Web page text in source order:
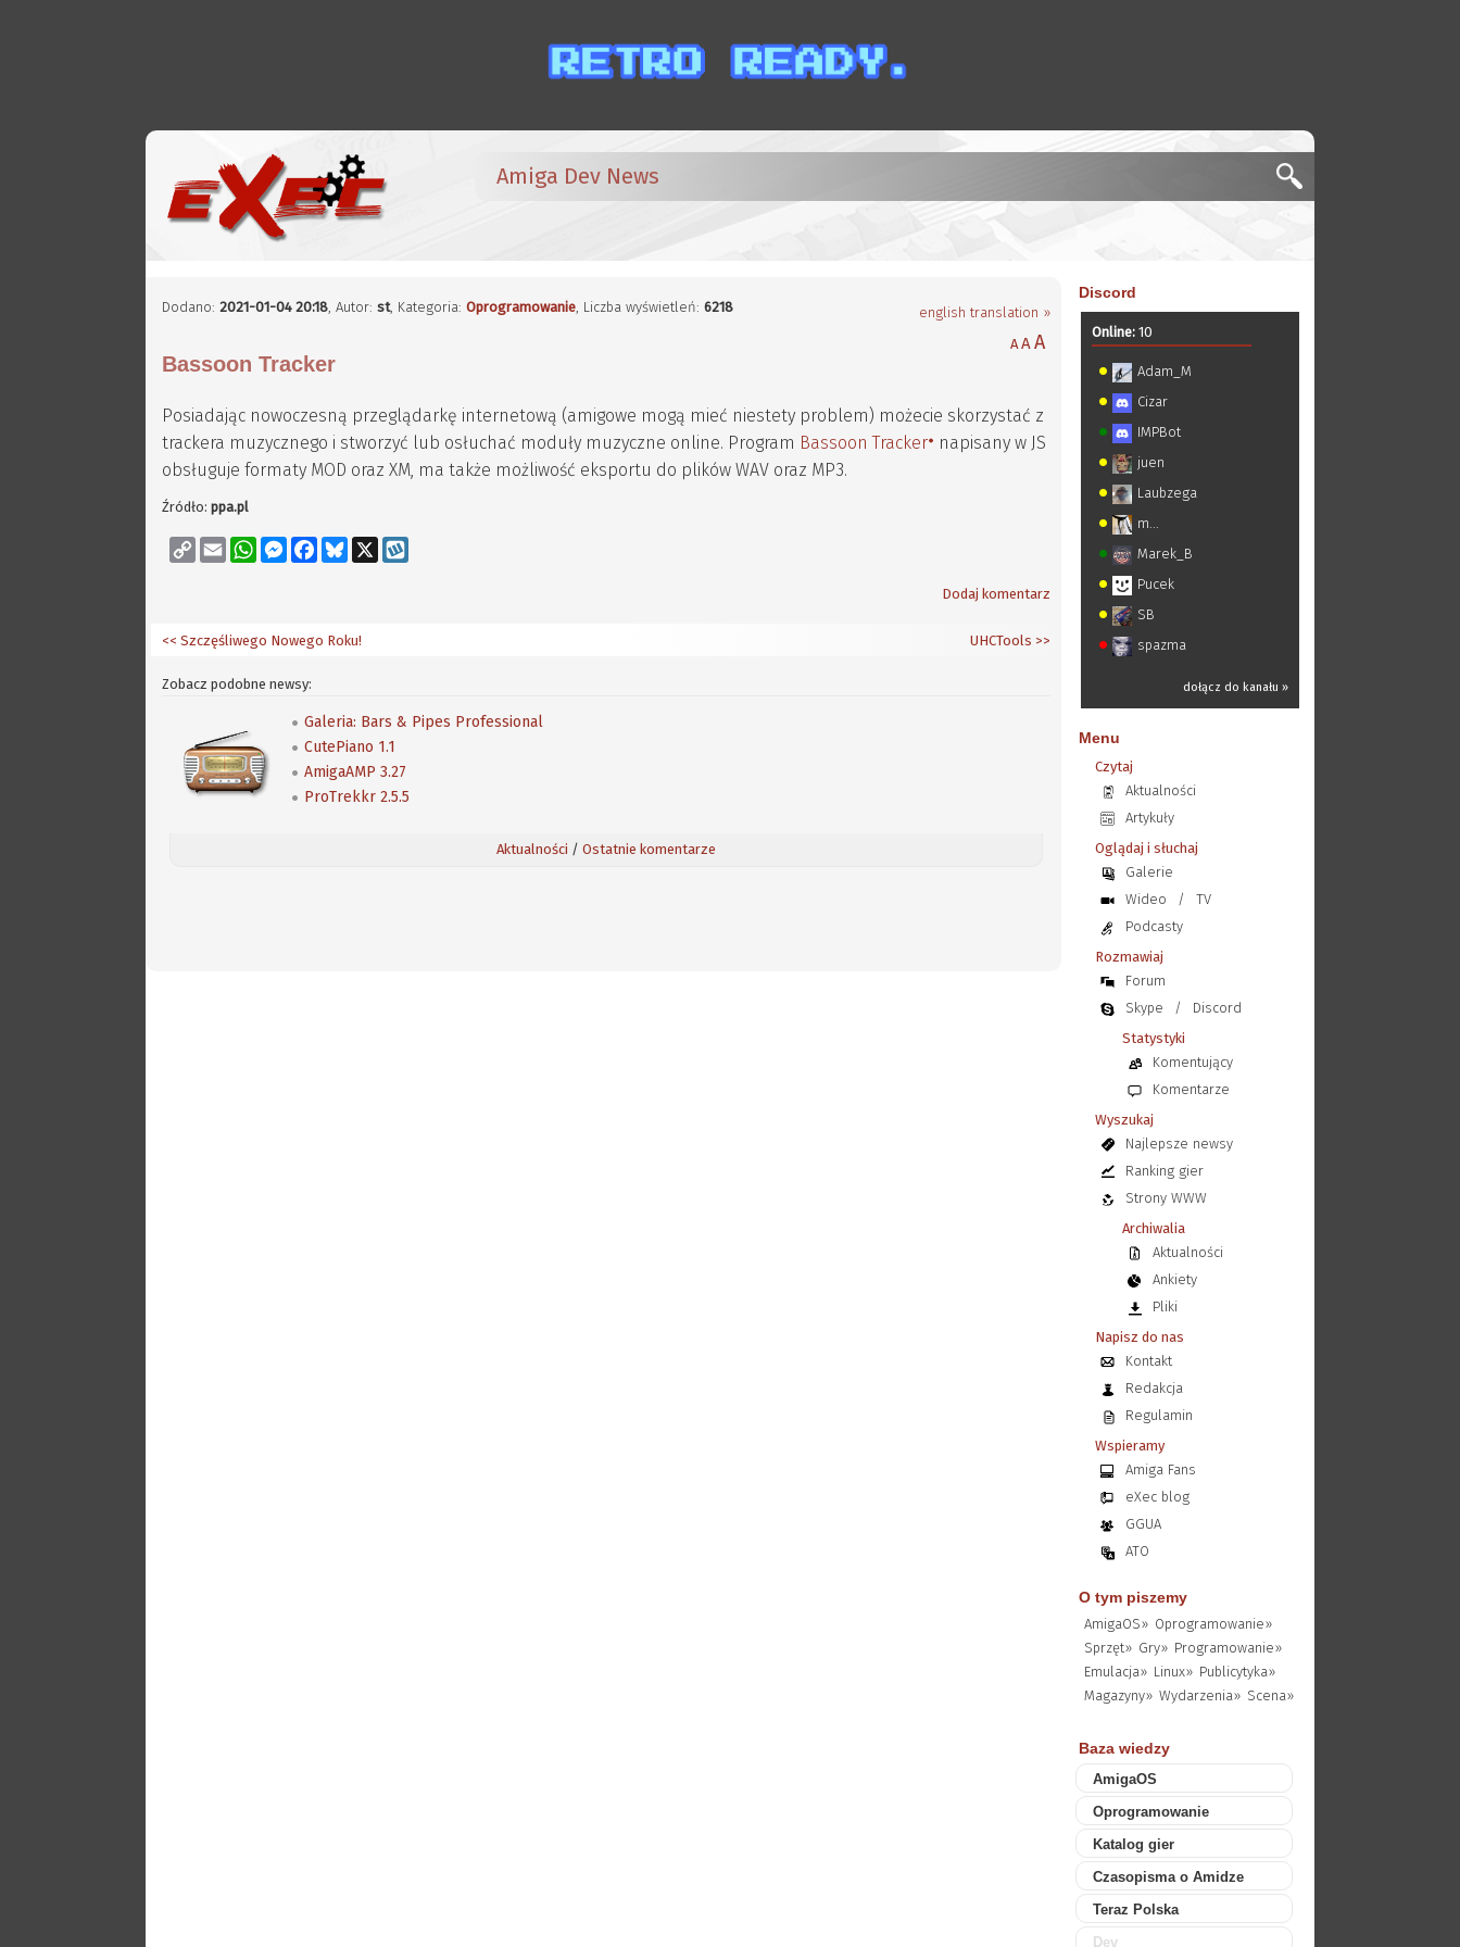
Amiga Dev News
Dodano:2021-01-04 20:18,Autor:st, Kategoria:Oprogramowanie, Liczba wyświetleń:6218
english translation »
A AA
Bassoon Tracker
Posiadając nowoczesną przeglądarkę internetową (amigowe mogą mieć niestety problem) możecie skorzystać z
trackera muzycznego i stworzyć lub osłuchać moduły muzyczne online. Program Bassoon Tracker
napisany w JS
obsługuje formaty MOD oraz XM, ma także możliwość eksportu do plików WAV oraz MP3.
Źródło:ppa.pl
Copy
Link
Email WhatsAppMessenger
FacebookBluesky
X
Dodaj komentarz
UHCTools >>
<< Szczęśliwego Nowego Roku!
Zobacz podobne newsy:
Galeria: Bars & Pipes Professional
CutePiano 1.1
AmigaAMP 3.27
ProTrekkr 2.5.5
Aktualności / Ostatnie komentarze
Discord
Online:10
Adam_M
Cizar
IMPBot
juen
Laubzega
m...
Marek_B
Pucek
SB
spazma
dołącz do kanału »
Menu
Czytaj
Aktualności
Artykuły
Oglądaj i słuchaj
Galerie
Wideo
/
TV
Podcasty
Rozmawiaj
Forum
Skype
/
Discord
Statystyki
Komentujący
Komentarze
Wyszukaj
Najlepsze newsy
Ranking gier
Strony WWW
Archiwalia
Aktualności
Ankiety
Pliki
Napisz do nas
Kontakt
Redakcja
Regulamin
Wspieramy
Amiga Fans
eXec blog
GGUA
ATO
O tym piszemy
AmigaOS» Oprogramowanie»
Sprzęt» Gry» Programowanie»
Emulacja» Linux» Publicytyka»
Magazyny» Wydarzenia» Scena»
Baza wiedzy
AmigaOS
Oprogramowanie
Katalog gier
Czasopisma o Amidze
Teraz Polska
Dev